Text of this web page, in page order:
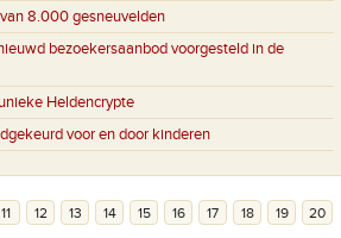
8.000 gesneuvelden
bezoekersaanbod voorgesteld in de
Heldencrypte
voor en door kinderen
11 12 13 14 15 16 17 18 19
20